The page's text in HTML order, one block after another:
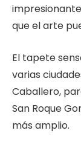
que el arte
El tapete
varias
Caballero,
San Roque
más amplio.